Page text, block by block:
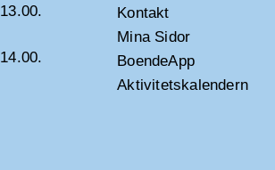
Kontakt
Mina Sidor
BoendeApp
Aktivitetskalendern